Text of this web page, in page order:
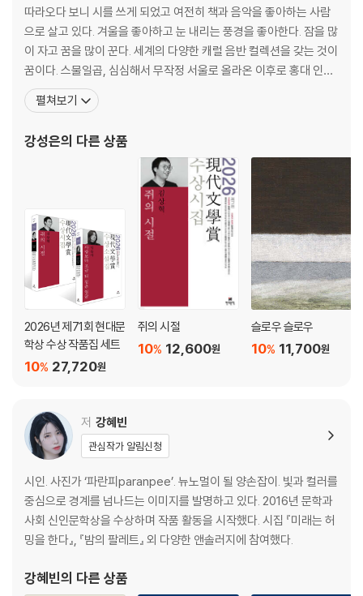
박성준 주워 온 눈 코 입
박세미 빈집에 갇혀 나는 쓰네
박소란 역
박연준 하염없는 공책
배수연 여행자
서윤후 나는 한번도 만난 적 없는 그를 생각한다
서효인 선배, 페이스북 좀 그만해요
송승환 두껍고 딱딱한 무뚝뚝한 그러나
신미나 누가 건널목에서 홍상수를 보았다 하는가
신영배 물방울의 밤
신용목 ‘어느 푸른 저녁’의 시인에게
신철규 다른 나라에서
심지현 한계점
안미린 반 유령
안미옥
안현미 검은 입들
안희연 정거장에서의 대화
양안다 긴 휴가의 기록
오 은 그
유계영 입 속의 검은 잎
유진목 조치원
유형진 마트료시카 시침핀 연구회―호조(呼鳥)
유희경 빈 코트
육호수 희망의 내용 없음
윤은성 묻는 사람
따라오다 보니 시를 쓰게 되었고 여전히 책과 음악을 좋아하는 사람
으로 살고 있다. 겨울을 좋아하고 눈 내리는 풍경을 좋아한다. 잠을 많
이 자고 꿈을 많이 꾼다. 세계의 다양한 캐럴 음반 컬렉션을 갖는 것이
꿈이다. 스물일곱, 심심해서 무작정 서울로 올라온 이후로 홍대 인근
에서 십여 년째 살고 있다. 2005년 문학동네 「12월」 외 5편의 시가
당선되어 등단했으며 시집 『구두를 신고 잠이 들었다』 『단지 조금 이
년 『더 멀리』에 단편
펼쳐보기
강성은의 다른 상품
2026년 제71회 현대문
학상 수상 작품집 세트
27,720원
10%
쥐의 시절
12,600원
10%
슬로우 슬로우
11,700원
10%
저 강혜빈
관심작가 알림신청
시인. 사진가 ‘파란피paranpee’. 뉴노멀이 될 양손잡이. 빛과 컬러를
중심으로 경계를 넘나드는 이미지를 발명하고 있다. 2016년 문학과
사회 신인문학상을 수상하며 작품 활동을 시작했다. 시집 『미래는 허
밍을 한다』, 『밤의 팔레트』 외 다양한 앤솔러지에 참여했다.
강혜빈의 다른 상품